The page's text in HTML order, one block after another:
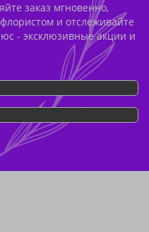
заказ мгновенно,
и отслеживайте
- эксклюзивные акции и